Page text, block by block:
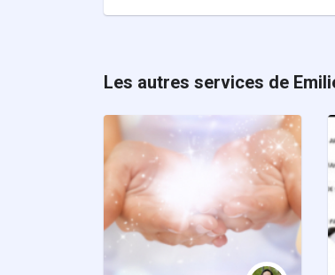
Les autres services de